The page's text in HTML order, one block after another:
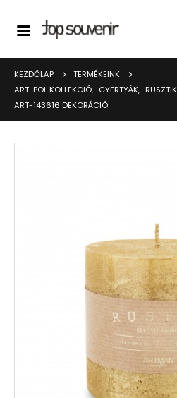
KEZDŐLAP
TERMÉKEINK
ART-POL KOLLEKCIÓ, GYERTYÁK,
ART-143616 DEKORÁCIÓ